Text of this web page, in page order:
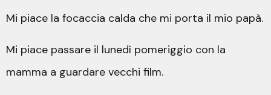
Mi piace la focaccia calda che mi porta il mio papà.
Mi piace passare il lunedì pomeriggio con la
mamma a guardare vecchi film.